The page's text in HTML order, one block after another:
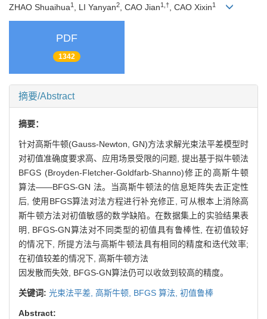
ZHAO Shuaihua1 , LI Yanyan2 , CAO Jian1,† , CAO Xixin1
PDF
1342
摘要/Abstract
摘要：
针对高斯牛顿(Gauss-Newton, GN)方法求解光束法平差模型时
对初值准确度要求高、应用场景受限的问题, 提出基于拟牛顿法
BFGS (Broyden-Fletcher-Goldfarb-Shanno)修正的高斯牛顿
算法——BFGS-GN 法。当高斯牛顿法的信息矩阵失去正定性
后, 使用BFGS算法对法方程进行补充修正, 可从根本上消除高
斯牛顿方法对初值敏感的数学缺陷。在数据集上的实验结果表
明, BFGS-GN算法对不同类型的初值具有鲁棒性, 在初值较好
的情况下, 所提方法与高斯牛顿法具有相同的精度和迭代效率;
在初值较差的情况下, 高斯牛顿方法
因发散而失效, BFGS-GN算法仍可以收敛到较高的精度。
关键词: 光束法平差, 高斯牛顿, BFGS 算法, 初值鲁棒
Abstract: